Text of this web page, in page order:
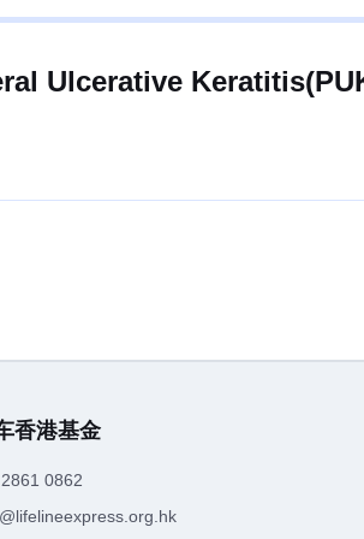
Ulcerative
香港基金
0862